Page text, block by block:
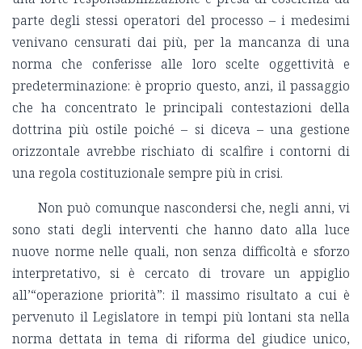
parte degli stessi operatori del processo – i medesimi
venivano censurati dai più, per la mancanza di una
norma che conferisse alle loro scelte oggettività e
predeterminazione: è proprio questo, anzi, il passaggio
che ha concentrato le principali contestazioni della
dottrina più ostile poiché – si diceva – una gestione
orizzontale avrebbe rischiato di scalfire i contorni di
una regola costituzionale sempre più in crisi.
Non può comunque nascondersi che, negli anni, vi
sono stati degli interventi che hanno dato alla luce
nuove norme nelle quali, non senza difficoltà e sforzo
interpretativo, si è cercato di trovare un appiglio
all’“operazione priorità”: il massimo risultato a cui è
pervenuto il Legislatore in tempi più lontani sta nella
norma dettata in tema di riforma del giudice unico,